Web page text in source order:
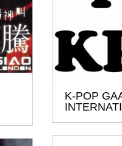
K-POP